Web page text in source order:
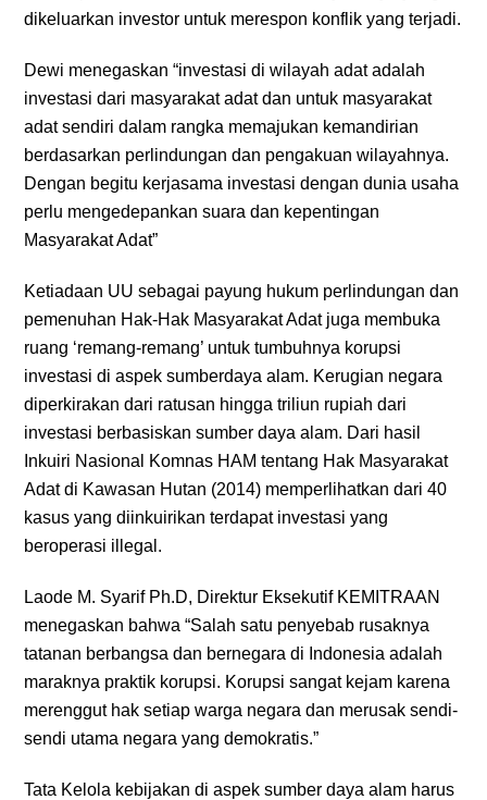
dikeluarkan investor untuk merespon konflik yang terjadi.
Dewi menegaskan “investasi di wilayah adat adalah
investasi dari masyarakat adat dan untuk masyarakat
adat sendiri dalam rangka memajukan kemandirian
berdasarkan perlindungan dan pengakuan wilayahnya.
Dengan begitu kerjasama investasi dengan dunia usaha
perlu mengedepankan suara dan kepentingan
Masyarakat Adat”
Ketiadaan UU sebagai payung hukum perlindungan dan
pemenuhan Hak-Hak Masyarakat Adat juga membuka
ruang ‘remang-remang’ untuk tumbuhnya korupsi
investasi di aspek sumberdaya alam. Kerugian negara
diperkirakan dari ratusan hingga triliun rupiah dari
investasi berbasiskan sumber daya alam. Dari hasil
Inkuiri Nasional Komnas HAM tentang Hak Masyarakat
Adat di Kawasan Hutan (2014) memperlihatkan dari 40
kasus yang diinkuirikan terdapat investasi yang
beroperasi illegal.
Laode M. Syarif Ph.D, Direktur Eksekutif KEMITRAAN
menegaskan bahwa “Salah satu penyebab rusaknya
tatanan berbangsa dan bernegara di Indonesia adalah
maraknya praktik korupsi. Korupsi sangat kejam karena
merenggut hak setiap warga negara dan merusak sendi-
sendi utama negara yang demokratis.”
Tata Kelola kebijakan di aspek sumber daya alam harus